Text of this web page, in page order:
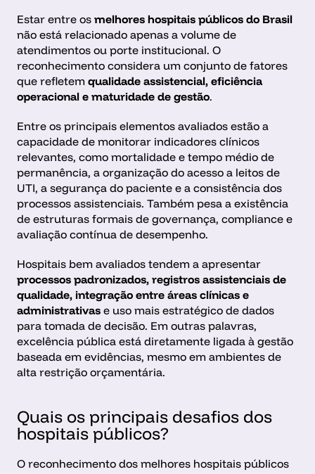
Estar entre os melhores hospitais públicos do Brasil
não está relacionado apenas a volume de
atendimentos ou porte institucional. O
reconhecimento considera um conjunto de fatores
que refletem qualidade assistencial, eficiência
operacional e maturidade de gestão.
Entre os principais elementos avaliados estão a
capacidade de monitorar indicadores clínicos
relevantes, como mortalidade e tempo médio de
permanência, a organização do acesso a leitos de
UTI, a segurança do paciente e a consistência dos
processos assistenciais. Também pesa a existência
de estruturas formais de governança, compliance e
avaliação contínua de desempenho.
processos padronizados, registros assistenciais de
qualidade, integração entre áreas clínicas e
administrativas e uso mais estratégico de dados
para tomada de decisão. Em outras palavras,
excelência pública está diretamente ligada à gestão
baseada em evidências, mesmo em ambientes de
alta restrição orçamentária.
Quais os principais desafios dos
hospitais públicos?
O reconhecimento dos melhores hospitais públicos